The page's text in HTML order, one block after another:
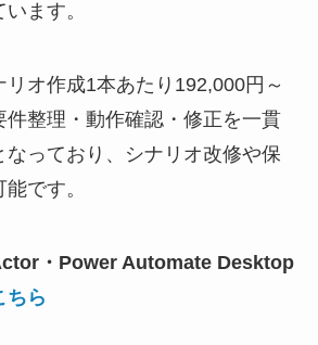
ます。
オ作成1本あたり192,000円～
件整理・動作確認・修正を一貫
なっており、シナリオ改修や保
です。
・Power Automate Desktop
ちら